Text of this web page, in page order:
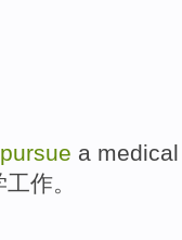
pursue a medical
工作。